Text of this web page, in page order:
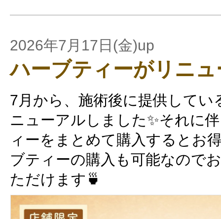
2026年7月17日(金)up
ハーブティーがリニ
7月から、施術後に提供してい
ニューアルしました✨それに
ィーをまとめて購入するとお
ブティーの購入も可能なので
ただけます🍵